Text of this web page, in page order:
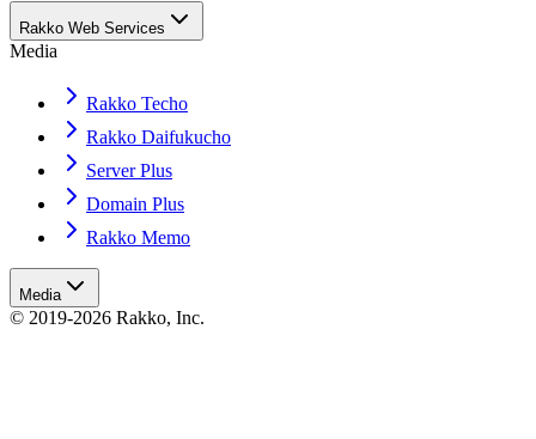
Rakko Web Services
Media
Rakko Techo
Rakko Daifukucho
Server Plus
Domain Plus
Rakko Memo
Media
© 2019-2026 Rakko, Inc.